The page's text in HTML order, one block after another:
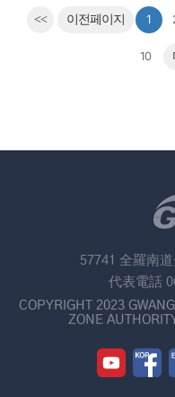
<< 이전페이지 1
10
57741 全羅南
代表電話
COPYRIGHT 2023
ZONE